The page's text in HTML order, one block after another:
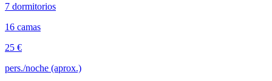
7 dormitorios
16 camas
25 €
pers./noche (aprox.)